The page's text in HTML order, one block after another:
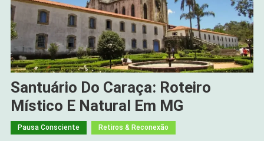
Santuário Do Caraça: Roteiro
Místico E Natural Em MG
Pausa Consciente Retiros & Reconexão